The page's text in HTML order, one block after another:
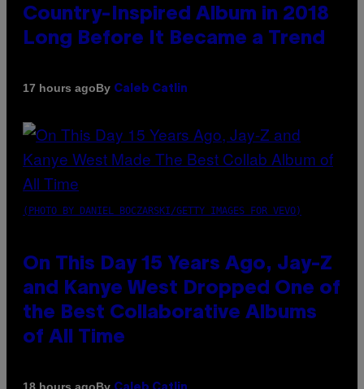
Country-Inspired Album in 2018
Long Before It Became a Trend
17 hours agoBy Caleb Catlin
(PHOTO BY DANIEL BOCZARSKI/GETTY IMAGES FOR VEVO)
On This Day 15 Years Ago, Jay-Z
and Kanye West Dropped One of
the Best Collaborative Albums
of All Time
By